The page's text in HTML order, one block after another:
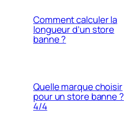
Comment calculer la
longueur d’un store
banne ?
Quelle marque choisir
pour un store banne ?
4/4